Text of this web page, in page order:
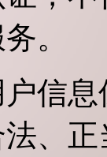
。
户信
、